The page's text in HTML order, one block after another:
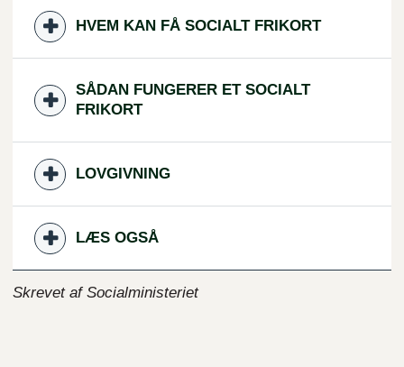
HVEM KAN FÅ SOCIALT FRIKORT
SÅDAN FUNGERER ET SOCIALT
FRIKORT
LOVGIVNING
LÆS OGSÅ
Skrevet af Socialministeriet